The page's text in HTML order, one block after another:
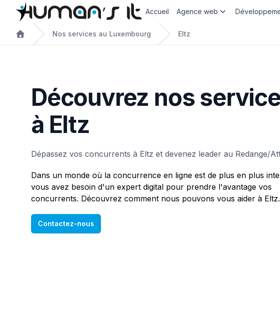
Accueil Agence web
Nos services au Luxembourg Eltz
Découvrez nos
à Eltz
Dépassez vos concurrents à Eltz et devenez leader au Redange/
Dans un monde où la concurrence en ligne est de plus en plus
vous avez besoin d'un expert digital pour prendre l'avantage vos
concurrents. Découvrez comment nous pouvons vous aider à Eltz.
Contactez-nous